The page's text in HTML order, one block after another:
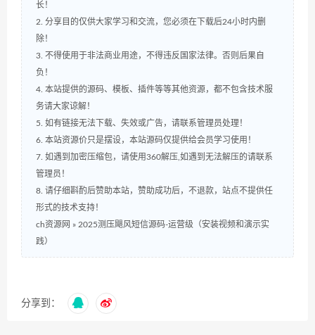
长！
2. 分享目的仅供大家学习和交流，您必须在下载后24小时内删
除！
3. 不得使用于非法商业用途，不得违反国家法律。否则后果自
负！
4. 本站提供的源码、模板、插件等等其他资源，都不包含技术服
务请大家谅解！
5. 如有链接无法下载、失效或广告，请联系管理员处理！
6. 本站资源价只是摆设，本站源码仅提供给会员学习使用！
7. 如遇到加密压缩包，请使用360解压,如遇到无法解压的请联系
管理员！
8. 请仔细斟酌后赞助本站，赞助成功后，不退款，站点不提供任
形式的技术支持！
ch资源网 » 2025测压飓风短信源码-运营级（安装视频和演示实
践）
分享到：